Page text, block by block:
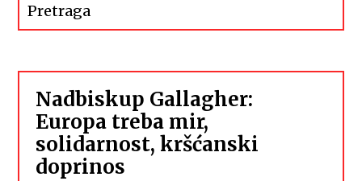
Nadbiskup Gallagher:
Europa treba mir,
solidarnost, kršćanski
doprinos